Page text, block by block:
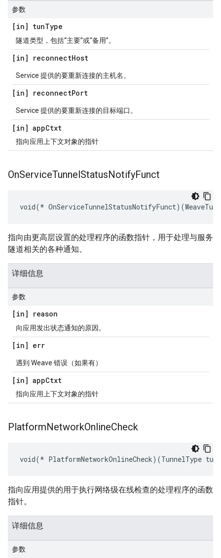
参数
[in] tunType
隧道类型，包括“主要”或“备用”。
[in] reconnectHost
Service 提供的要重新连接的主机名。
[in] reconnectPort
Service 提供的要重新连接的目标端口。
[in] appCtxt
指向应用上下文对象的指针
OnServiceTunnelStatusNotifyFunct
void(*
指向由更高层设置的处理程序的函数指针，用于处理与服务
隧道相关的各种通知。
详细信息
参数
[in] reason
向应用发出状态通知的原因。
[in] err
遇到 Weave 错误（如果有）
[in] appCtxt
指向应用上下文对象的指针
PlatformNetworkOnlineCheck
void(* PlatformNetworkOnlineCheck)(TunnelType
指向应用提供的用于执行网络级在线检查的处理程序的函数
指针。
详细信息
参数